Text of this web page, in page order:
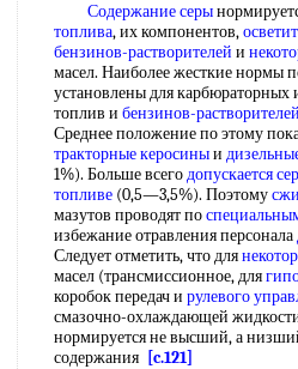
Содержание серы
топлива, их компонентов,
бензинов-растворителей и
масел. Наиболее жесткие нормы
установлены для карбюраторных
топлив и бензинов-растворителей
Среднее положение по этому
тракторные керосиныи
1%). Больше всегодопускается
топливе (0,5—3,5%). Поэтому
мазутов проводят по
избежание отравления персонала
Следует отметить, что для
масел (трансмиссионное, для
коробок передач и рулевого
смазочно-охлаждающей
нормируется не высший, а
содержания [c.121]